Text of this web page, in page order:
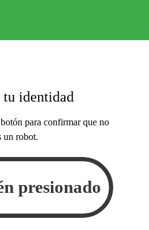
identidad
para confirmar que no
un robot.